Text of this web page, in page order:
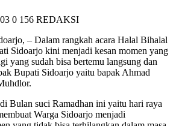
0 156 REDAKSI
– Dalam rangkah acara Halal Bihalal
Sidoarjo kini menjadi kesan momen yang
yang sudah bisa bertemu langsung dan
Bupati Sidoarjo yaitu bapak Ahmad
Bulan suci Ramadhan ini yaitu hari raya
Warga Sidoarjo menjadi